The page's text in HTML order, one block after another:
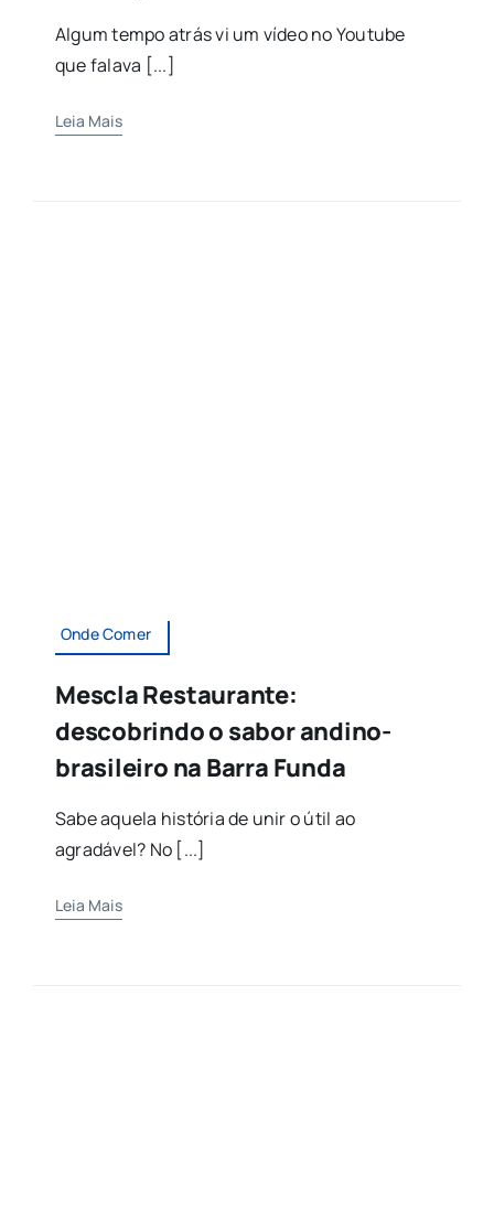
Algum tempo atrás vi um vídeo no Youtube
que falava [...]
Leia Mais
Onde Comer
Mescla Restaurante:
descobrindo o sabor andino-
brasileiro na Barra Funda
Sabe aquela história de unir o útil ao
agradável? No [...]
Leia Mais